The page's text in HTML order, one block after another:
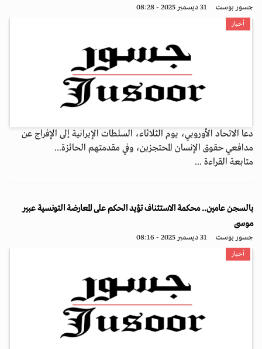
جسور بوست 31 ديسمبر 2025 - 08:28
أخبار
دعا الاتحاد الأوروبي، يوم الثلاثاء، السلطات الإيرانية إلى الإفراج عن
مدافعي حقوق الإنسان المحتجزين، وفي مقدمتهم الحائزة...
متابعة القراءة ...
بالسجن عامين.. محكمة الاستئناف تؤيد الحكم على المعارضة التونسية عبير
موسى
جسور بوست 31 ديسمبر 2025 - 08:16
أخبار